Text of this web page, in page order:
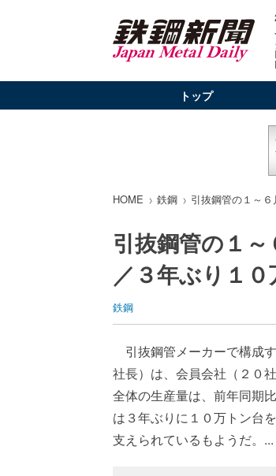
トップ
HOME 鉄鋼 引抜鋼管の１～
引抜鋼管の１
／３年ぶり１
鉄鋼
引抜鋼管メーカーで構成
社長）は、会員会社（２０
全体の生産量は、前年同期
は３年ぶりに１０万トン台
支えられているもようだ。...